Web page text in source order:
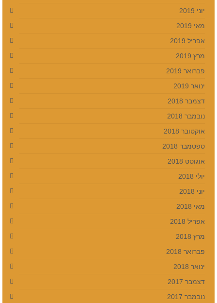
יוני 2019
מאי 2019
אפריל 2019
מרץ 2019
פברואר 2019
ינואר 2019
דצמבר 2018
נובמבר 2018
אוקטובר 2018
ספטמבר 2018
אוגוסט 2018
יולי 2018
יוני 2018
מאי 2018
אפריל 2018
מרץ 2018
פברואר 2018
ינואר 2018
דצמבר 2017
נובמבר 2017